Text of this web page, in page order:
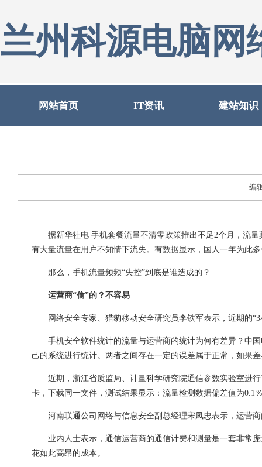
兰州科源电脑网
网站首页 IT资讯 建站知识
编
据新华社电 手机套餐流量不清零政策推出不足2个月，流量
有大量流量在用户不知情下流失。有数据显示，国人一年为此
那么，手机流量频频“失控”到底是谁造成的？
运营商“偷”的？不容易
网络安全专家、猎豹移动安全研究员李铁军表示，近期的“3
手机安全软件统计的流量与运营商的统计为何有差异？中国
己的系统进行统计。两者之间存在一定的误差属于正常，如果
近期，浙江省质监局、计量科学研究院通信参数实验室进行
卡，下载同一文件，测试结果显示：流量检测数据偏差值为0.1
河南联通公司网络与信息安全副总经理宋凤忠表示，运营商
业内人士表示，通信运营商的通信计费和测量是一套非常庞
花如此高昂的成本。